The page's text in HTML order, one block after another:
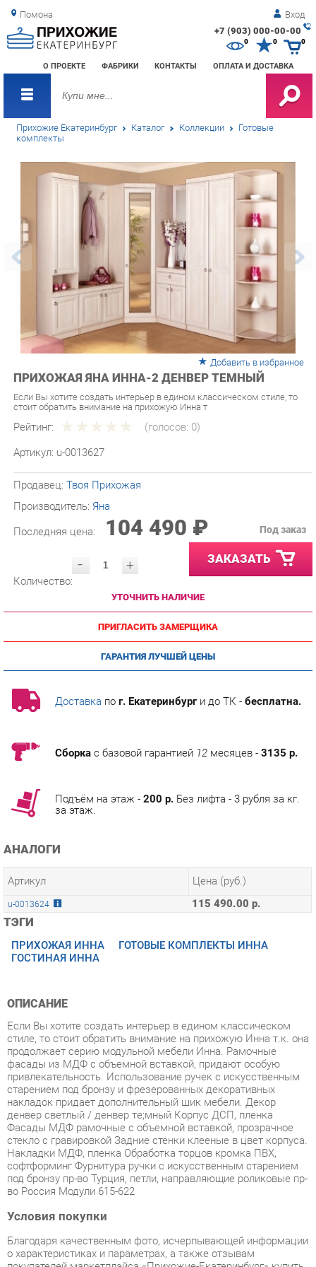
Помона Вход
+7 (903) 000-00-00
О ПРОЕКТЕ ФАБРИКИ КОНТАКТЫ ОПЛАТА И ДОСТАВКА
0 0
Прихожие Екатеринбург Каталог Коллекции Готовые
комплекты
ПРИХОЖАЯ ЯНА ИННА-2 ДЕНВЕР ТЕМНЫЙ
Если Вы хотите создать интерьер в едином классическом стиле, то
Рейтинг: (голосов:0)
Артикул: u-0013627
Производитель: Яна
Последняя цена: 104 490 ₽
- ЗАКАЗАТЬ
УТОЧНИТЬ НАЛИЧИЕ
ПРИГЛАСИТЬ ЗАМЕРЩИКА
ГАРАНТИЯ ЛУЧШЕЙ ЦЕНЫ
Доставкапог. Екатеринбурги до ТК -бесплатна.
АНАЛОГИ
Артикул
u-0013624 115 490.00 р.
ТЭГИ
ПРИХОЖАЯ ИННА ГОТОВЫЕ КОМПЛЕКТЫ ИННА
ГОСТИНАЯ ИННА
ОПИСАНИЕ
стиле, то стоит обратить внимание на прихожую Инна т.к. она
продолжает серию модульной мебели Инна. Рамочные
фасады из МДФ с объемной вставкой, придают особую
привлекательность. Использование ручек с искусственным
старением под бронзу и фрезерованных декоративных
накладок придает дополнительный шик мебели. Декор
денвер светлый / денвер тe;мный Корпус ДСП, пленка
Фасады МДФ рамочные с объемной вставкой, прозрачное
стекло с гравировкой Задние стенки клееные в цвет корпуса.
Накладки МДФ, пленка Обработка торцов кромка ПВХ,
софтформинг Фурнитура ручки с искусственным старением
под бронзу пр-во Турция, петли, направляющие роликовые пр-
во Россия Модули 615-622
Условия покупки
Благодаря качественным фото, исчерпывающей информации
покупателей маркетплэйса «Прихожие-Екатеринбург» купить
Готовые комплекты производства Яна с доставкой из
Екатеринбурга по цене со скидкой и гарантией от
производителя не составит труда.